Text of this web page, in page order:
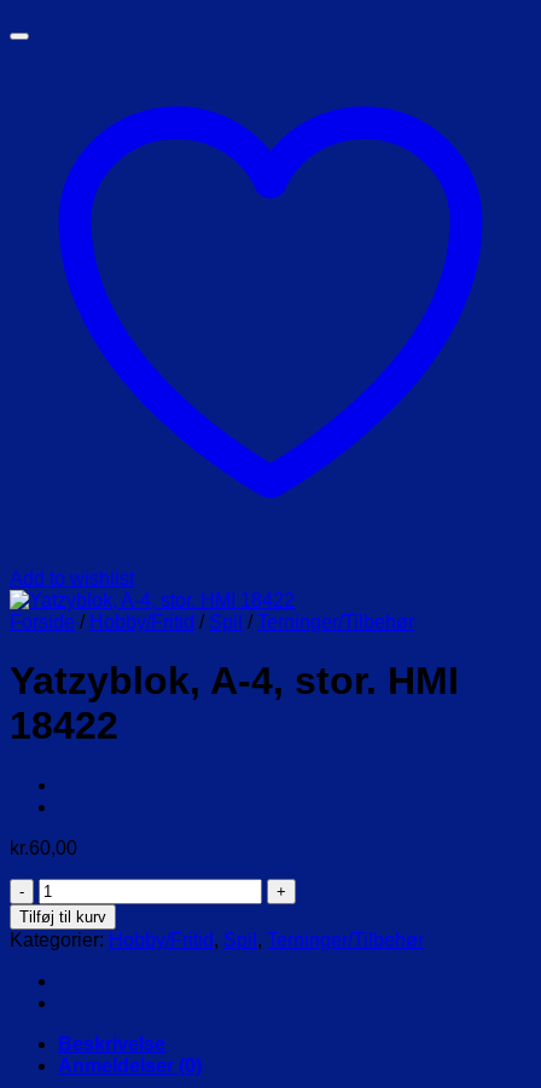
Add to wishlist
Forside / Hobby/Fritid / Spil / Terninger/Tilbehør
Yatzyblok, A-4, stor. HMI
18422
kr.60,00
Yatzyblok,
A-
4,
stor.
HMI
18422
Tilføj til kurv
Kategorier: Hobby/Fritid, Spil , Terninger/Tilbehør
Beskrivelse
Anmeldelser (0)